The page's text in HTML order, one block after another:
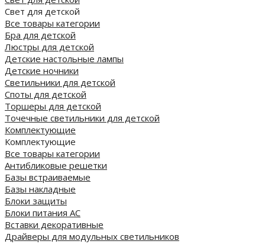
Свет для детской
Все товары категории
Бра для детской
Люстры для детской
Детские настольные лампы
Детские ночники
Светильники для детской
Споты для детской
Торшеры для детской
Точечные светильники для детской
Комплектующие
Комплектующие
Все товары категории
Антибликовые решетки
Базы встраиваемые
Базы накладные
Блоки защиты
Блоки питания AC
Вставки декоративные
Драйверы для модульных светильников